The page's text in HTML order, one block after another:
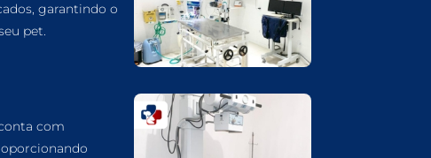
ANIMAIS SILVESTRES EM GUARULHOS
ANESTESIOLOGIA VETERINÁRIA EM
GUARULHOS
GUARULHOS
VETERINÁRIO PARA GATOS
garantindo o
pet.
com